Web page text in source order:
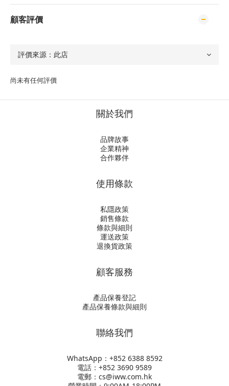
顧客評價
尚未有任何評價
關於我們
品牌故事
企業精神
合作夥伴
使用條款
私隱政策
銷售條款
條款與細則
運送政策
退換貨政策
顧客服務
產品保養登記
產品保養條款與細則
聯絡我們
WhatsApp：+852 6388 8592
電話：+852 3690 9589
電郵：cs@iww.com.hk